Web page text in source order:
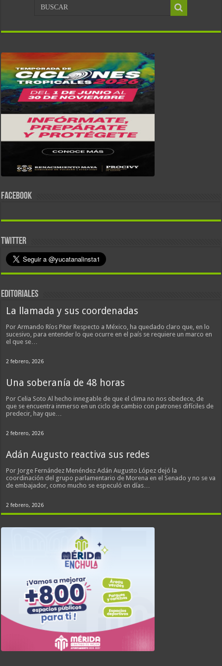
FACEBOOK
TWITTER
EDITORIALES
La llamada y sus coordenadas
Por Armando Ríos Piter Respecto a México, ha quedado claro que, en lo
sucesivo, para entender lo que ocurre en el país se requiere un marco en
el que se…
2 febrero, 2026
Una soberanía de 48 horas
Por Celia Soto Al hecho innegable de que el clima no nos obedece, de
que se encuentra inmerso en un ciclo de cambio con patrones difíciles de
predecir, hay que…
2 febrero, 2026
Adán Augusto reactiva sus redes
Por Jorge Fernández Menéndez Adán Augusto López dejó la
coordinación del grupo parlamentario de Morena en el Senado y no se va
de embajador, como mucho se especuló en días…
2 febrero, 2026